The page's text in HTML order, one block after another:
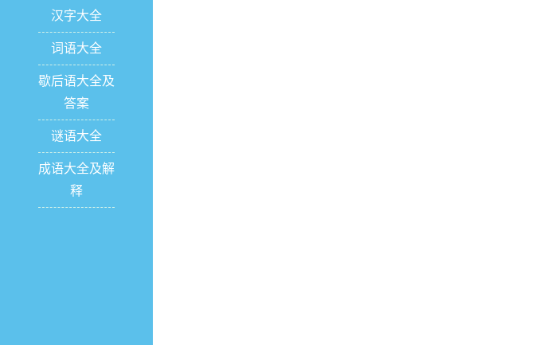
汉字大全
词语大全
歇后语大全及
答案
谜语大全
成语大全及解
释